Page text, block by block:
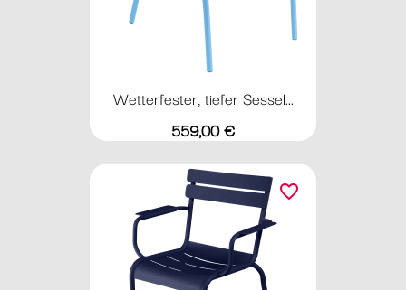
Wetterfester, tiefer Sessel...
Preis
559,00 €
favorite_border